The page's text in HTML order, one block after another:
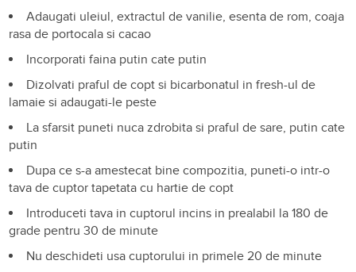
Adaugati uleiul, extractul de vanilie, esenta de rom, coaja
rasa de portocala si cacao
Incorporati faina putin cate putin
Dizolvati praful de copt si bicarbonatul in fresh-ul de
lamaie si adaugati-le peste
La sfarsit puneti nuca zdrobita si praful de sare, putin cate
putin
Dupa ce s-a amestecat bine compozitia, puneti-o intr-o
tava de cuptor tapetata cu hartie de copt
Introduceti tava in cuptorul incins in prealabil la 180 de
grade pentru 30 de minute
Nu deschideti usa cuptorului in primele 20 de minute